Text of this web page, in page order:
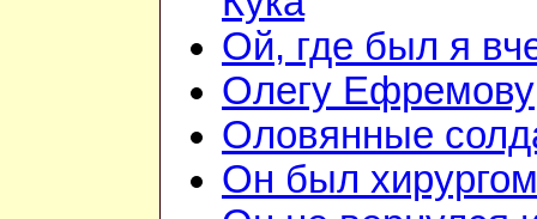
Ой, где был я
Олегу Ефремову
Оловянные
Он был хирургом